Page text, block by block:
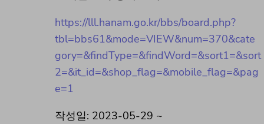
https://lll.hanam.go.kr/bbs/board.php?
tbl=bbs61&mode=VIEW&num=370&cate
gory=&findType=&findWord=&sort1=&sort
2=&it_id=&shop_flag=&mobile_flag=&pag
e=1
작성일: 2023-05-29 ~